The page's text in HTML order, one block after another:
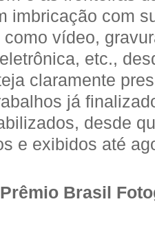
imbricação com
vídeo,
etc.,
claramente
já
desde
e exibidos até
Brasil